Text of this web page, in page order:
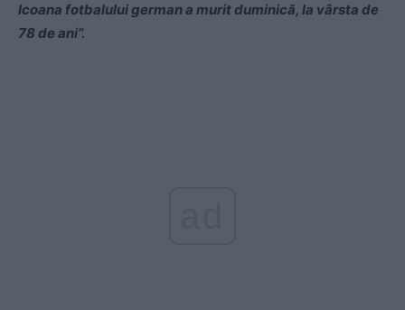
Icoana fotbalului german a murit duminică, la vârsta de
78 de ani”.